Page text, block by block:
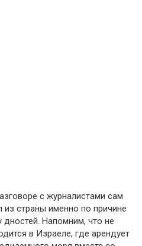
с журналистами сам
из страны именно по причине
Напомним, что не
в Израеле, где арендует